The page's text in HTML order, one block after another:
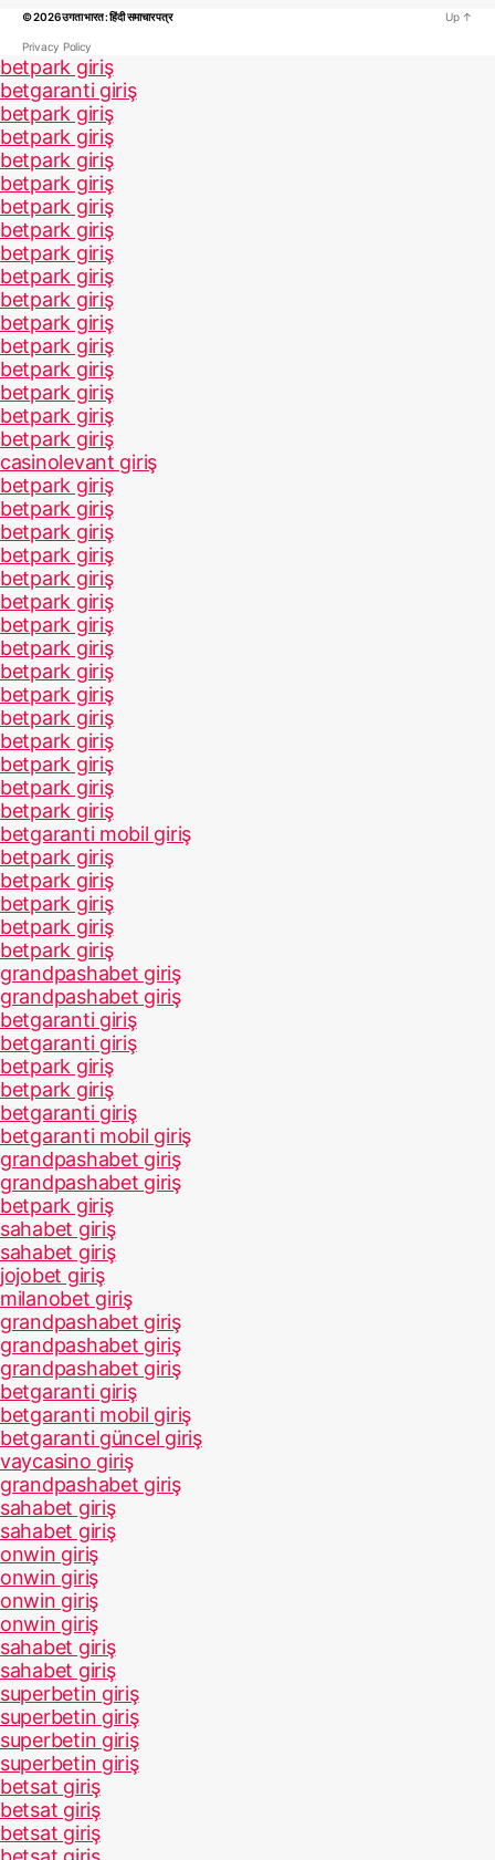
© 2026उगता भारत : हिंदी समाचार पत्र
Privacy Policy
Up ↑
betpark giriş
betgaranti giriş
betpark giriş
betpark giriş
betpark giriş
betpark giriş
betpark giriş
betpark giriş
betpark giriş
betpark giriş
betpark giriş
betpark giriş
betpark giriş
betpark giriş
betpark giriş
betpark giriş
betpark giriş
casinolevant giriş
betpark giriş
betpark giriş
betpark giriş
betpark giriş
betpark giriş
betpark giriş
betpark giriş
betpark giriş
betpark giriş
betpark giriş
betpark giriş
betpark giriş
betpark giriş
betpark giriş
betpark giriş
betgaranti mobil giriş
betpark giriş
betpark giriş
betpark giriş
betpark giriş
betpark giriş
grandpashabet giriş
grandpashabet giriş
betgaranti giriş
betgaranti giriş
betpark giriş
betpark giriş
betgaranti giriş
betgaranti mobil giriş
grandpashabet giriş
grandpashabet giriş
betpark giriş
sahabet giriş
sahabet giriş
jojobet giriş
milanobet giriş
grandpashabet giriş
grandpashabet giriş
grandpashabet giriş
betgaranti giriş
betgaranti mobil giriş
betgaranti güncel giriş
vaycasino giriş
grandpashabet giriş
sahabet giriş
sahabet giriş
onwin giriş
onwin giriş
onwin giriş
onwin giriş
sahabet giriş
sahabet giriş
superbetin giriş
superbetin giriş
superbetin giriş
superbetin giriş
betsat giriş
betsat giriş
betsat giriş